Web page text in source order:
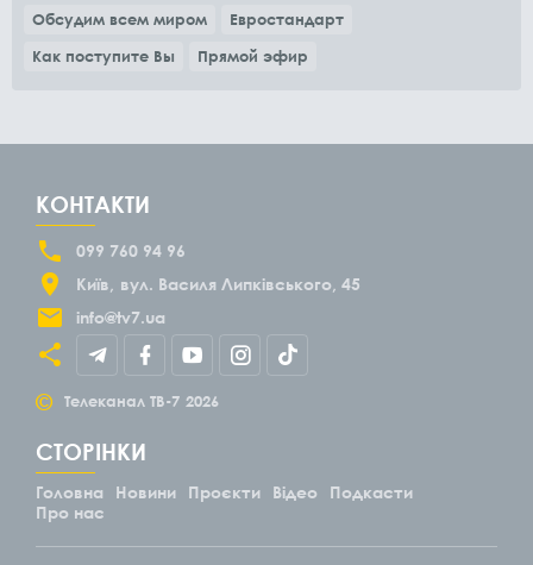
Обсудим всем миром
Евростандарт
Как поступите Вы
Прямой эфир
КОНТАКТИ
099 760 94 96
Київ
вул. Василя Липківського, 45
info@tv7.ua
© Телеканал ТВ-7 2026
СТОРІНКИ
Головна Новини Проєкти Відео
Подкасти
Про нас